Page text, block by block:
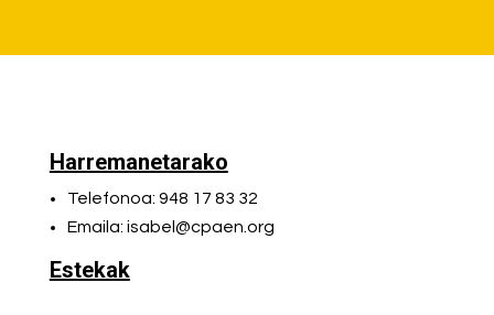
Harremanetarako
Telefonoa: 948 17 83 32
Emaila: isabel@cpaen.org
Estekak